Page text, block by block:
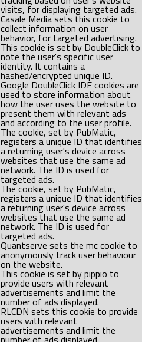
visits, for displaying targeted ads.
Casale Media sets this cookie to
collect information on user
behavior, for targeted advertising.
This cookie is set by DoubleClick to
note the user's specific user
identity. It contains a
hashed/encrypted unique ID.
Google DoubleClick IDE cookies are
used to store information about
how the user uses the website to
present them with relevant ads
and according to the user profile.
The cookie, set by PubMatic,
registers a unique ID that identifies
a returning user's device across
websites that use the same ad
network. The ID is used for
targeted ads.
The cookie, set by PubMatic,
registers a unique ID that identifies
a returning user's device across
websites that use the same ad
network. The ID is used for
targeted ads.
Quantserve sets the mc cookie to
anonymously track user behaviour
on the website.
This cookie is set by pippio to
provide users with relevant
advertisements and limit the
number of ads displayed.
RLCDN sets this cookie to provide
users with relevant
advertisements and limit the